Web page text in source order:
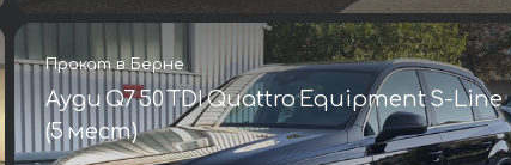
Прокат в Берне
Ауди Q7 50 TDI Quattro Equipment S-Line
(5 мест)